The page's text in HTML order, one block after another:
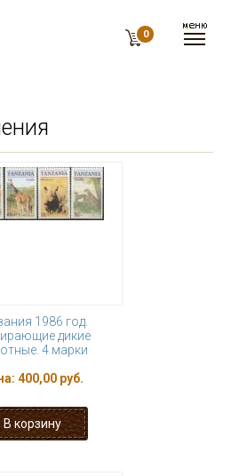
0
1986 год.
дикие
4 марки
400,00 руб.